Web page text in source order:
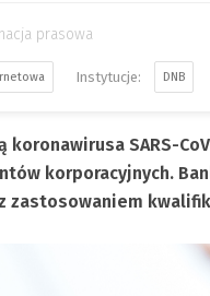
prasowa
DNB
koronawirusa SARS-
korporacyjnych.
zastosowaniem